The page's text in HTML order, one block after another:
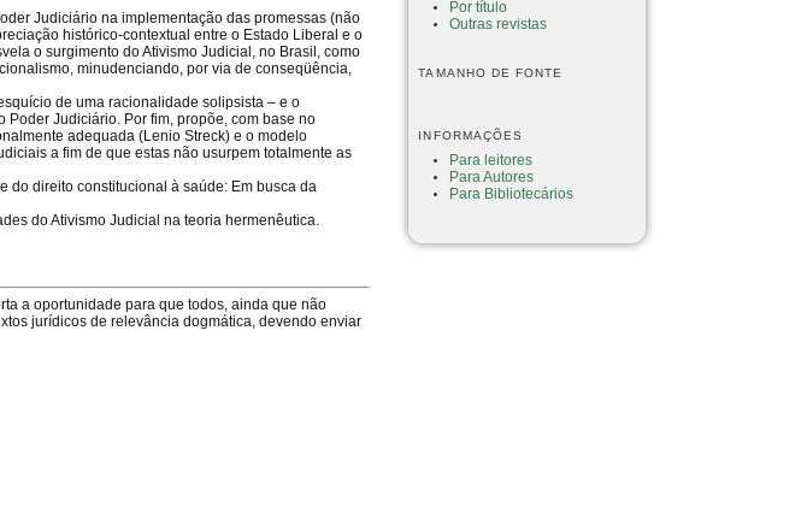
Por título
Outras revistas
TAMANHO DE FONTE
INFORMAÇÕES
Para leitores
Para Autores
Para Bibliotecários
Judiciário na implementação das promessas (não
histórico-contextual entre o Estado Liberal e o
o surgimento do Ativismo Judicial, no Brasil, como
minudenciando, por via de conseqüência,
de uma racionalidade solipsista – e o
Judiciário. Por fim, propõe, com base no
adequada (Lenio Streck) e o modelo
a fim de que estas não usurpem totalmente as
do direito constitucional à saúde: Em busca da
do Ativismo Judicial na teoria hermenêutica.
a oportunidade para que todos, ainda que não
jurídicos de relevância dogmática, devendo enviar